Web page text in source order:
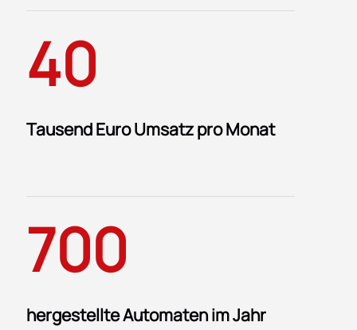
40
Tausend Euro Umsatz pro Monat
700
hergestellte Automaten im Jahr